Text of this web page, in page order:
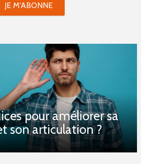
JE M'ABONNE
pour améliorer sa
son articulation ?